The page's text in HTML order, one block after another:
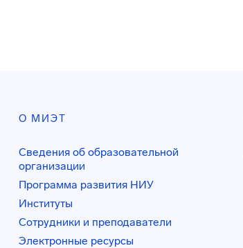
О МИЭТ
Сведения об образовательной
организации
Программа развития НИУ
Институты
Сотрудники и преподаватели
Электронные ресурсы